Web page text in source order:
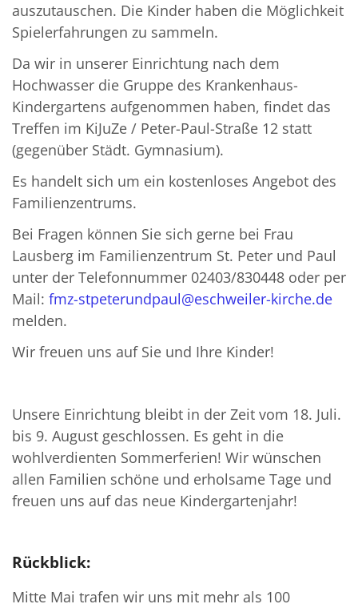
auszutauschen. Die Kinder haben die Möglichkeit
Spielerfahrungen zu sammeln.
Da wir in unserer Einrichtung nach dem
Hochwasser die Gruppe des Krankenhaus-
Kindergartens aufgenommen haben, findet das
Treffen im KiJuZe / Peter-Paul-Straße 12 statt
(gegenüber Städt. Gymnasium).
Es handelt sich um ein kostenloses Angebot des
Familienzentrums.
Bei Fragen können Sie sich gerne bei Frau
Lausberg im Familienzentrum St. Peter und Paul
unter der Telefonnummer 02403/830448 oder per
Mail: fmz-stpeterundpaul@eschweiler-kirche.de
melden.
Wir freuen uns auf Sie und Ihre Kinder!
Unsere Einrichtung bleibt in der Zeit vom 18. Juli.
bis 9. August geschlossen. Es geht in die
wohlverdienten Sommerferien! Wir wünschen
allen Familien schöne und erholsame Tage und
freuen uns auf das neue Kindergartenjahr!
Rückblick:
Mitte Mai trafen wir uns mit mehr als 100